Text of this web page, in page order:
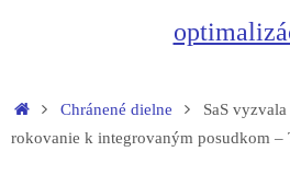
HomeChránené dielne
SaS
rokovanie k integrovaným posudkom –